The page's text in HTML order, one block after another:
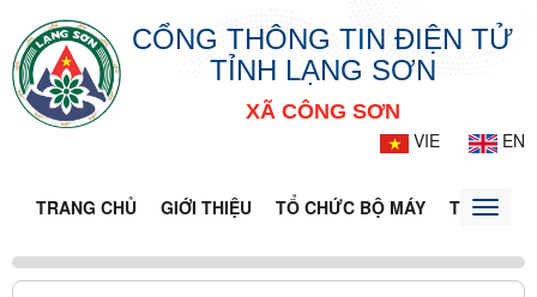
CỔNG THÔNG TIN ĐIỆN TỬ
TỈNH LẠNG SƠN
XÃ CÔNG SƠN
VIE
EN
TRANG CHỦ GIỚI THIỆU TỔ CHỨC BỘ MÁY TIN TỨC -
Toggle